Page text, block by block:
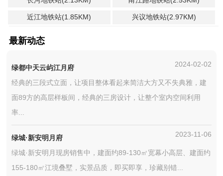
近江地铁站(1.85KM) 兴议地铁站(2.97KM)
最新动态
绿都中天云屿江月府 2024-02-02
经典的三段式立面，让项目整体看起来简洁大方又不失典雅，建
面89方的高层样板间，经典的三房设计，让整个室内空间利用
率...
绿城·新安明月府 2023-11-06
绿城·新安明月现房销售中，建面约89-130㎡宽幕小高层、建面约
155-180㎡江境叠墅，实景品质，即买即享，珍藏别错...